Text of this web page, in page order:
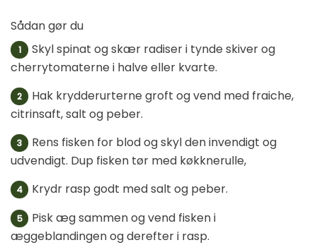
Sådan gør du
1
Skyl spinat og skær radiser i tynde skiver og
cherrytomaterne i halve eller kvarte.
2
Hak krydderurterne groft og vend med fraiche,
citrinsaft, salt og peber.
3
Rens fisken for blod og skyl den invendigt og
udvendigt. Dup fisken tør med køkknerulle,
4 Krydr rasp godt med salt og peber.
5
Pisk æg sammen og vend fisken i
æggeblandingen og derefter i rasp.